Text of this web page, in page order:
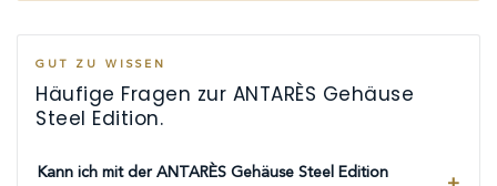
GUT ZU WISSEN
Häufige Fragen zur ANTARÈS Gehäuse
Steel Edition.
Kann ich mit der ANTARÈS Gehäuse Steel Edition